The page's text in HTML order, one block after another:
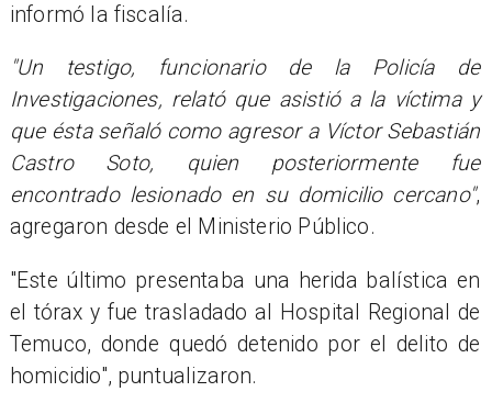
informó la fiscalía.
"Un testigo, funcionario de la Policía de
Investigaciones, relató que asistió a la víctima y
que ésta señaló como agresor a Víctor Sebastián
Castro Soto, quien posteriormente fue
encontrado lesionado en su domicilio cercano",
agregaron desde el Ministerio Público.
"Este último presentaba una herida balística en
el tórax y fue trasladado al Hospital Regional de
Temuco, donde quedó detenido por el delito de
homicidio", puntualizaron.